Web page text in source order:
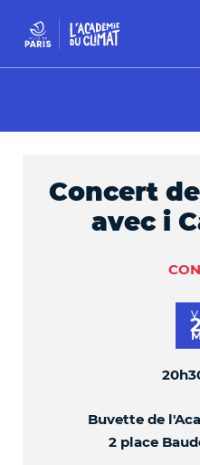
Concert
avec i
Buvette de
2 place